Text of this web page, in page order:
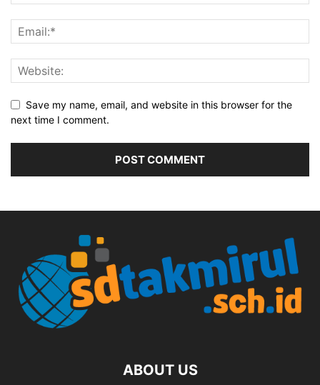
Save my name, email, and website in this browser for the
next time I comment.
ABOUT US